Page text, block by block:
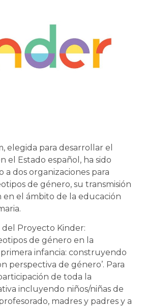
elegida para desarrollar el
el Estado español, ha sido
a dos organizaciones para
de género, su transmisión
el ámbito de la educación
del Proyecto Kinder:
de género en la
infancia: construyendo
perspectiva de género’. Para
de toda la
incluyendo niños/niñas de
madres y padres y a